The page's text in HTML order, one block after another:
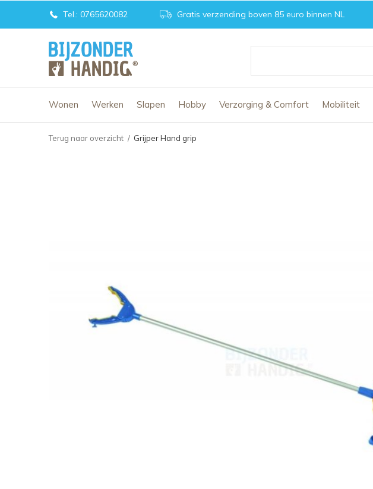
Wonen Werken Slapen Hobby Verzorging & Comfort Mobiliteit
Tel.: 0765620082 Gratis verzending boven 85 euro binnen NL
Terug naar overzicht Grijper Hand grip